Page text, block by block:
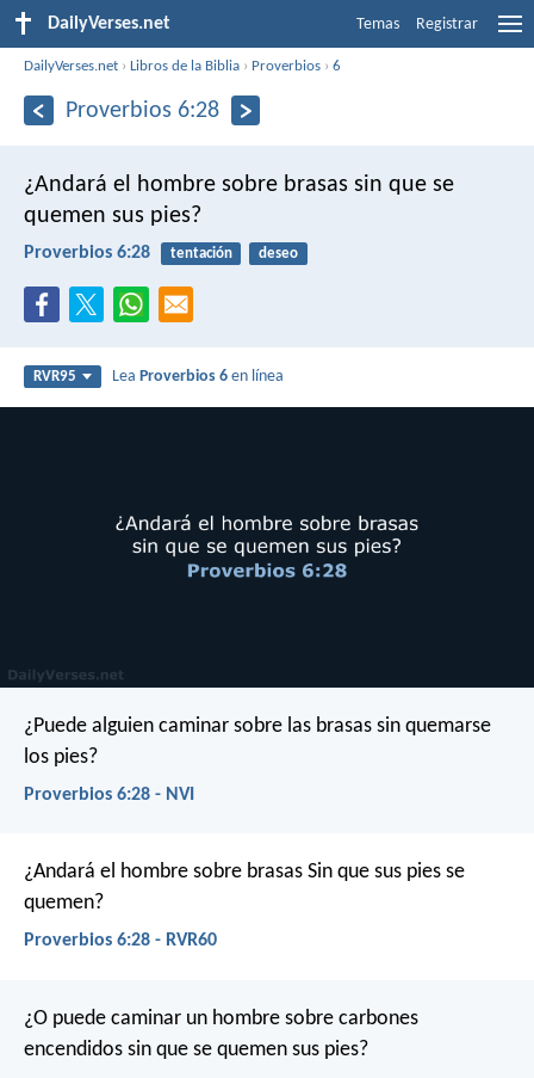
DailyVerses.net Temas Registrar
DailyVerses.net ›Libros de la Biblia › Proverbios ›6
Proverbios 6:28
¿Andará el hombre sobre brasas sin que se
quemen sus pies?
Proverbios 6:28 tentación deseo
RVR95 LeaProverbios 6 en línea
¿Puede alguien caminar sobre las brasas sin quemarse
los pies?
Proverbios 6:28 - NVI
¿Andará el hombre sobre brasas Sin que sus pies se
quemen?
Proverbios 6:28 - RVR60
¿O puede caminar un hombre sobre carbones
encendidos sin que se quemen sus pies?